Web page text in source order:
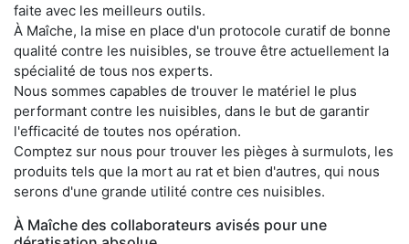
faite avec les meilleurs outils.
À Maîche, la mise en place d'un protocole curatif de bonne
qualité contre les nuisibles, se trouve être actuellement la
spécialité de tous nos experts.
Nous sommes capables de trouver le matériel le plus
performant contre les nuisibles, dans le but de garantir
l'efficacité de toutes nos opération.
Comptez sur nous pour trouver les pièges à surmulots, les
produits tels que la mort au rat et bien d'autres, qui nous
serons d'une grande utilité contre ces nuisibles.
À Maîche des collaborateurs avisés pour une